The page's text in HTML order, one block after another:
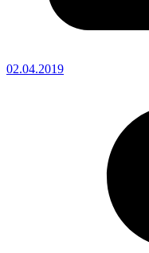
02.04.2019